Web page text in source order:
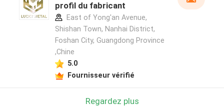
profil du fabricant
East of Yong'an Avenue,
Shishan Town, Nanhai District,
Foshan City, Guangdong Province
,Chine
5.0
Fournisseur vérifié
Regardez plus